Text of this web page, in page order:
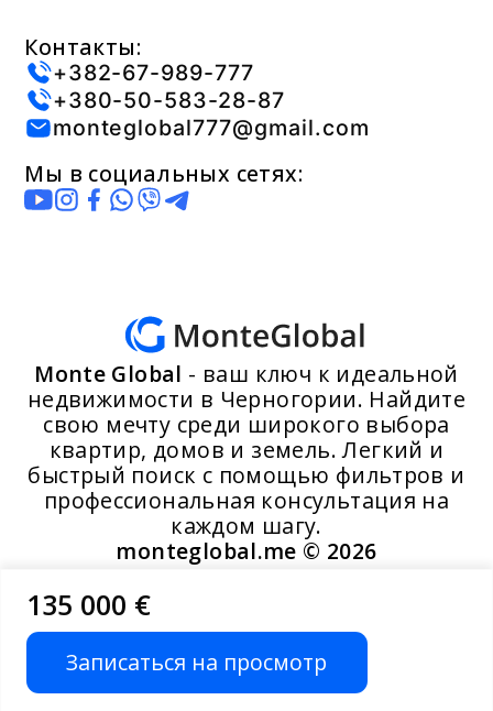
135 000 €
Записаться на просмотр
Контакты:
+382-67-989-777
+380-50-583-28-87
monteglobal777@gmail.com
Мы в социальных сетях:
Monte Global - ваш ключ к идеальной
недвижимости в Черногории. Найдите
свою мечту среди широкого выбора
квартир, домов и земель. Легкий и
быстрый поиск с помощью фильтров и
профессиональная консультация на
каждом шагу.
monteglobal.me © 2026
Разработано MoosYo LLC